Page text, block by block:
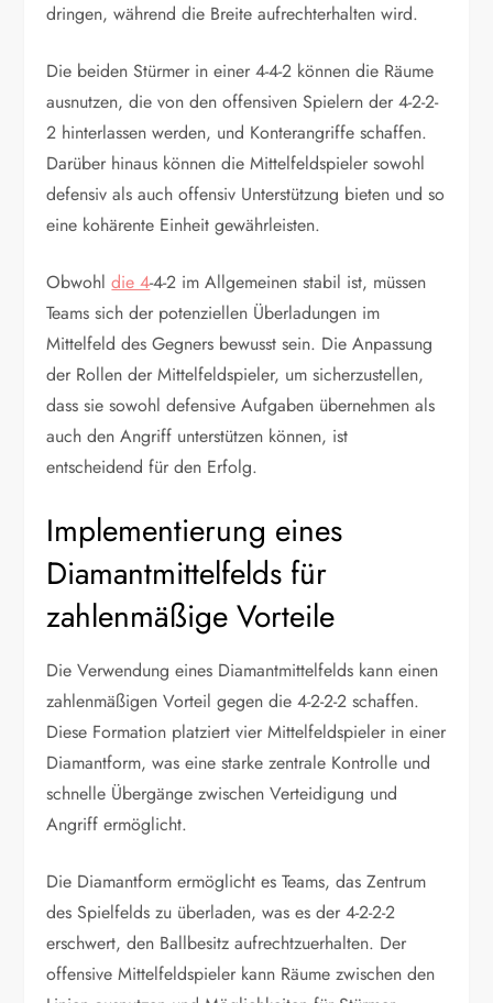
dringen, während die Breite aufrechterhalten wird.
Die beiden Stürmer in einer 4-4-2 können die Räume
ausnutzen, die von den offensiven Spielern der 4-2-2-
2 hinterlassen werden, und Konterangriffe schaffen.
Darüber hinaus können die Mittelfeldspieler sowohl
defensiv als auch offensiv Unterstützung bieten und so
eine kohärente Einheit gewährleisten.
Obwohldie 4-4-2 im Allgemeinen stabil ist, müssen
Teams sich der potenziellen Überladungen im
Mittelfeld des Gegners bewusst sein. Die Anpassung
der Rollen der Mittelfeldspieler, um sicherzustellen,
dass sie sowohl defensive Aufgaben übernehmen als
auch den Angriff unterstützen können, ist
entscheidend für den Erfolg.
Implementierung eines
Diamantmittelfelds für
zahlenmäßige Vorteile
Die Verwendung eines Diamantmittelfelds kann einen
zahlenmäßigen Vorteil gegen die 4-2-2-2 schaffen.
Diese Formation platziert vier Mittelfeldspieler in einer
Diamantform, was eine starke zentrale Kontrolle und
schnelle Übergänge zwischen Verteidigung und
Angriff ermöglicht.
Die Diamantform ermöglicht es Teams, das Zentrum
des Spielfelds zu überladen, was es der 4-2-2-2
erschwert, den Ballbesitz aufrechtzuerhalten. Der
offensive Mittelfeldspieler kann Räume zwischen den